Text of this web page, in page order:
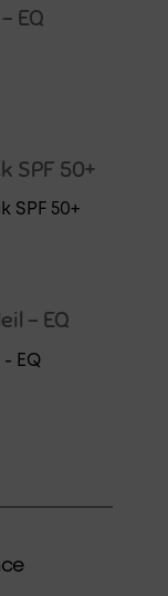
EQ
SPF 50+
– EQ